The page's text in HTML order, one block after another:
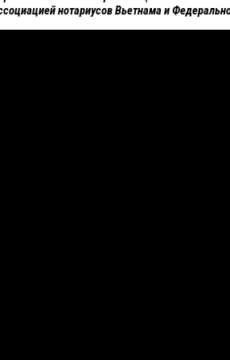
нотариусов Вьетнама и